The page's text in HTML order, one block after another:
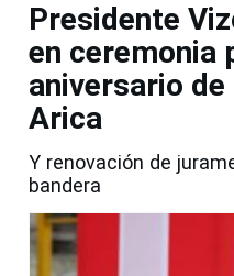
Presidente
en ceremonia
aniversario
Arica
Y renovación de
bandera